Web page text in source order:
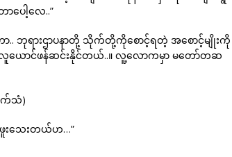
ပေါ့လေ..”
ာ.. ဘုရားဌာပနာတို့ သိုက်တို့ကိုစောင့်ရတဲ့ အစောင့်မျိုးကို
ယောင်ဖန်ဆင်းနိုင်တယ်..။ လူ့လောကမှာ မတော်တဆ
က်သံ)
းသေးတယ်ဟ…”